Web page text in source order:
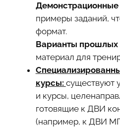
Демонстрационные
примеры заданий,
формат.
Варианты прошлых
материал для
курсы: существуют
и курсы,
готовящие к ДВИ
(например, к ДВИ